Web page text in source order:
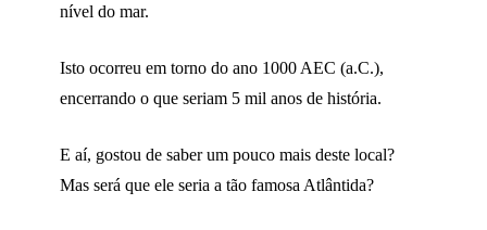
nível do mar.
Isto ocorreu em torno do ano 1000 AEC (a.C.),
encerrando o que seriam 5 mil anos de história.
E aí, gostou de saber um pouco mais deste local?
Mas será que ele seria a tão famosa Atlântida?